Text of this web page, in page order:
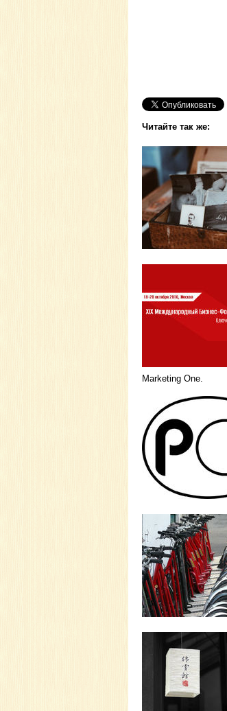
Читайте так же:
Marketing One.